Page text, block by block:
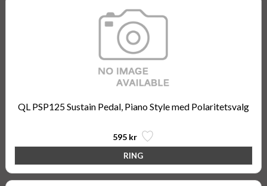
QL PSP125 Sustain Pedal, Piano Style med Polaritetsvalg
595 kr